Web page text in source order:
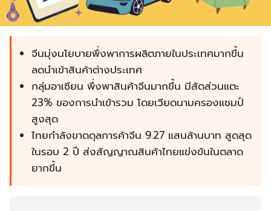
จีนมุ่งนโยบายพึ่งพาการผลิตภายในประเทศมากขึ้น
ลดนำเข้าสินค้าต่างประเทศ
กลุ่มอาเซียน พึ่งพาสินค้าจีนมากขึ้น มีสัดส่วนแตะ
23% ของการนำเข้ารวม โดยเวียดนามครองแชมป์
สูงสุด
ไทยกำลังขาดดุลการค้าจีน 9.27 แสนล้านบาท สูดสุด
ในรอบ 2 ปี ส่งสัญญาณสินค้าไทยแข่งขันในตลาด
ยากขึ้น